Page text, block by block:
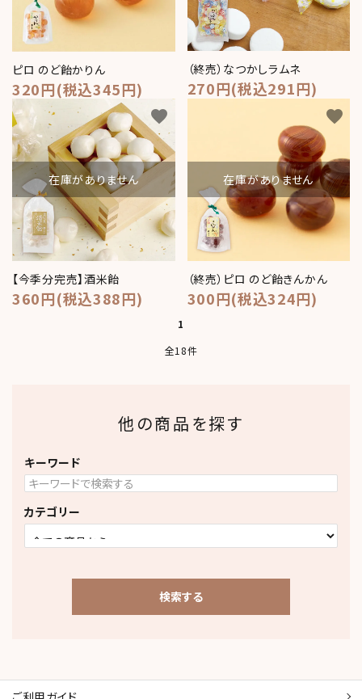
ピロ のど飴かりん
320円(税込345円)
（終売）なつかしラムネ
270円(税込291円)
在庫がありません
【今季分完売】酒米飴
360円(税込388円)
favorite
在庫がありません
（終売）ピロ のど飴きんかん
300円(税込324円)
favorite
1
全18件
他の商品を探す
キーワード
カテゴリー
検索する